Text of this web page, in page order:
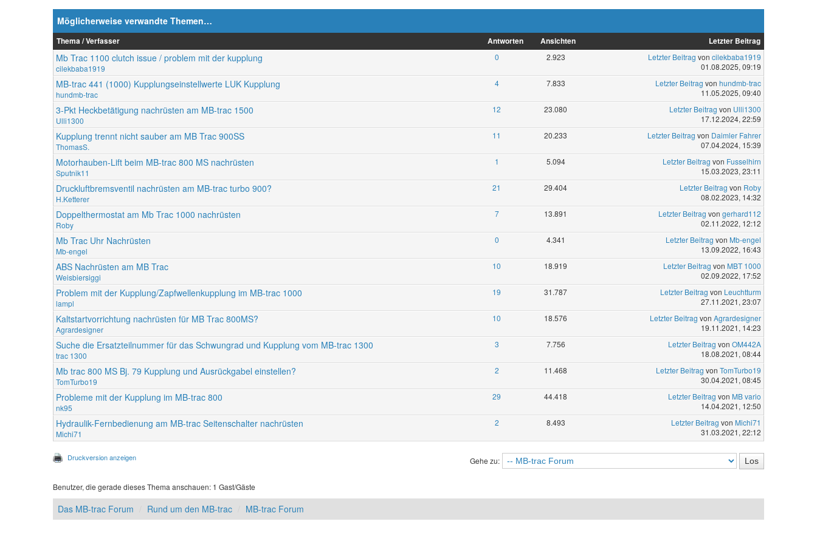
Möglicherweise verwandte Themen…
Thema / Verfasser Antworten Ansichten Letzter Beitrag
Mb Trac 1100 clutch issue / problem mit der kupplung
cilekbaba1919
0 2.923 Letzter Beitrag von cilekbaba1919
01.08.2025, 09:19
MB-trac 441 (1000) Kupplungseinstellwerte LUK Kupplung
hundmb-trac
4 7.833 Letzter Beitrag von hundmb-trac
11.05.2025, 09:40
3-Pkt Heckbetätigung nachrüsten am MB-trac 1500
Ulli1300
12 23.080 Letzter Beitrag von Ulli1300
17.12.2024, 22:59
Kupplung trennt nicht sauber am MB Trac 900SS
ThomasS.
11 20.233 Letzter Beitrag von Daimler Fahrer
07.04.2024, 15:39
Motorhauben-Lift beim MB-trac 800 MS nachrüsten
Sputnik11
1 5.094 Letzter Beitrag von Fusselhirn
15.03.2023, 23:11
Druckluftbremsventil nachrüsten am MB-trac turbo 900?
H.Ketterer
21 29.404 Letzter Beitrag von Roby
08.02.2023, 14:32
Doppelthermostat am Mb Trac 1000 nachrüsten
Roby
7 13.891 Letzter Beitrag von gerhard112
02.11.2022, 12:12
Mb Trac Uhr Nachrüsten
Mb-engel
0 4.341 Letzter Beitrag von Mb-engel
13.09.2022, 16:43
ABS Nachrüsten am MB Trac
Weisbiersiggi
10 18.919 Letzter Beitrag von MBT 1000
02.09.2022, 17:52
Problem mit der Kupplung/Zapfwellenkupplung im MB-trac 1000
lampl
19 31.787 Letzter Beitrag von Leuchtturm
27.11.2021, 23:07
Kaltstartvorrichtung nachrüsten für MB Trac 800MS?
Agrardesigner
10 18.576 Letzter Beitrag von Agrardesigner
19.11.2021, 14:23
Suche die Ersatzteilnummer für das Schwungrad und Kupplung vom MB-trac 1300
trac 1300
3 7.756 Letzter Beitrag von OM442A
18.08.2021, 08:44
Mb trac 800 MS Bj. 79 Kupplung und Ausrückgabel einstellen?
TomTurbo19
2 11.468 Letzter Beitrag von TomTurbo19
30.04.2021, 08:45
Probleme mit der Kupplung im MB-trac 800
nk95
29 44.418 Letzter Beitrag von MB vario
14.04.2021, 12:50
Hydraulik-Fernbedienung am MB-trac Seitenschalter nachrüsten
Michi71
2 8.493 Letzter Beitrag von Michi71
31.03.2021, 22:12
Druckversion anzeigen Gehe zu:
Benutzer, die gerade dieses Thema anschauen: 1 Gast/Gäste
Das MB-trac Forum Rund um den MB-trac MB-trac Forum